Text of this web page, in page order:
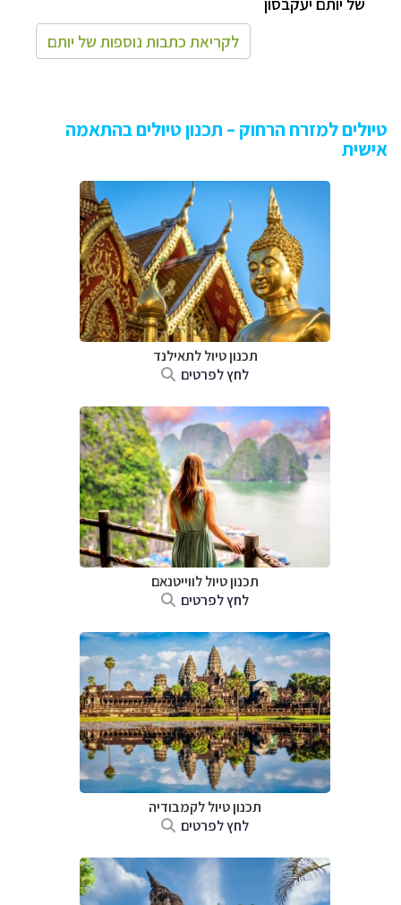
לקריאת כתבות נוספות של יותם
טיולים למזרח הרחוק – תכנון טיולים בהתאמה
אישית
תכנון טיול לתאילנד
לחץ לפרטים
תכנון טיול לווייטנאם
לחץ לפרטים
תכנון טיוללקמבודיה
לחץ לפרטים